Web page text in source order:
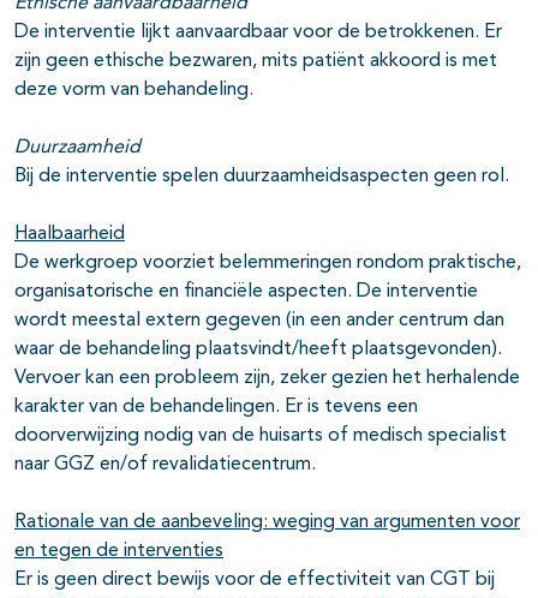
De interventie lijkt aanvaardbaar voor de betrokkenen. Er
zijn geen ethische bezwaren, mits patiënt akkoord is met
deze vorm van behandeling.
Duurzaamheid
Bij de interventie spelen duurzaamheidsaspecten geen rol.
Haalbaarheid
De werkgroep voorziet belemmeringen rondom praktische,
organisatorische en financiële aspecten. De interventie
wordt meestal extern gegeven (in een ander centrum dan
waar de behandeling plaatsvindt/heeft plaatsgevonden).
Vervoer kan een probleem zijn, zeker gezien het herhalende
karakter van de behandelingen. Er is tevens een
doorverwijzing nodig van de huisarts of medisch specialist
naar GGZ en/of revalidatiecentrum.
Rationale van de aanbeveling: weging van argumenten voor
en tegen de interventies
Er is geen direct bewijs voor de effectiviteit van CGT bij